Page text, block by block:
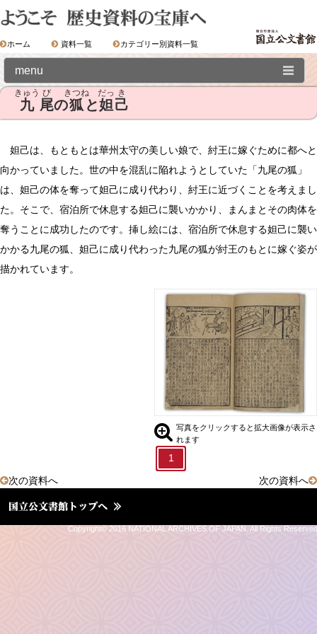
ホーム 資料一覧 カテゴリー別資料一覧
menu
Ⅰ．歴史資料の世界
①漢籍の世界
01.全相平話
九尾の狐と妲己
酒池と蠆盆
炮烙の刑
②和書の世界
③公文書の世界
九
きゅう
尾
び
の狐
きつね
と妲
だっ
己
き
妲己は、もともとは華州太守の美しい娘で、紂王に嫁ぐために都へと
向かっていました。世の中を混乱に陥れようとしていた「九尾の狐」
は、妲己の体を奪って妲己に成り代わり、紂王に近づくことを考えまし
た。そこで、宿泊所で休息する妲己に襲いかかり、まんまとその肉体を
奪うことに成功したのです。挿し絵には、宿泊所で休息する妲己に襲い
かかる九尾の狐、妲己に成り代わった九尾の狐が紂王のもとに嫁ぐ姿が
描かれています。
写真をクリックすると拡大画像が表示さ
れます
1
次の資料へ
次の資料へ
Copyright© 2016 NATIONAL ARCHIVES OF JAPAN. All Rights Reserved